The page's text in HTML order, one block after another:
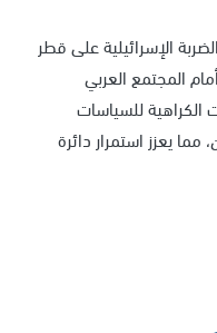
الإسرائيلية على قطر
المجتمع العربي
للسياسات
يعزز استمرار دائرة